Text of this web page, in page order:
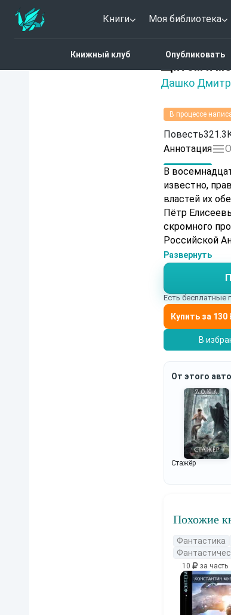
Книги Моя библиотека
Книжный клуб Опубликовать
Щитом и
Дашко
Нет оценок
В процессе
Повесть
Аннотация
В
известно,
властей их
Пётр Елисеевы, сыщики
скромного
Российской
Елисеевы. Кто
общества: от
того — на
Развернуть
Есть бесплатные
В
От этого
Стажёр
Похожие
Фантастика
10 за часть